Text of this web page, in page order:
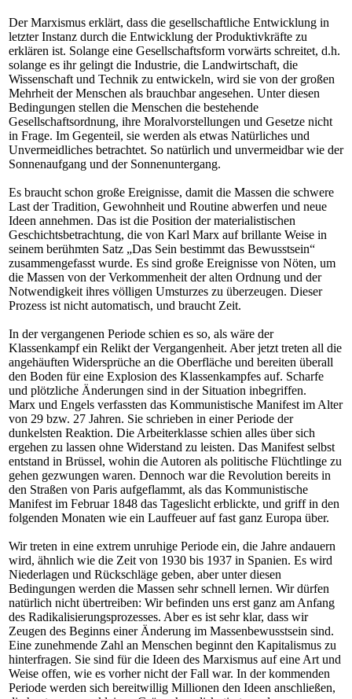
Der Marxismus erklärt, dass die gesellschaftliche Entwicklung in
letzter Instanz durch die Entwicklung der Produktivkräfte zu
erklären ist. Solange eine Gesellschaftsform vorwärts schreitet, d.h.
solange es ihr gelingt die Industrie, die Landwirtschaft, die
Wissenschaft und Technik zu entwickeln, wird sie von der großen
Mehrheit der Menschen als brauchbar angesehen. Unter diesen
Bedingungen stellen die Menschen die bestehende
Gesellschaftsordnung, ihre Moralvorstellungen und Gesetze nicht
in Frage. Im Gegenteil, sie werden als etwas Natürliches und
Unvermeidliches betrachtet. So natürlich und unvermeidbar wie der
Sonnenaufgang und der Sonnenuntergang.
Es braucht schon große Ereignisse, damit die Massen die schwere
Last der Tradition, Gewohnheit und Routine abwerfen und neue
Ideen annehmen. Das ist die Position der materialistischen
Geschichtsbetrachtung, die von Karl Marx auf brillante Weise in
seinem berühmten Satz „Das Sein bestimmt das Bewusstsein“
zusammengefasst wurde. Es sind große Ereignisse von Nöten, um
die Massen von der Verkommenheit der alten Ordnung und der
Notwendigkeit ihres völligen Umsturzes zu überzeugen. Dieser
Prozess ist nicht automatisch, und braucht Zeit.
In der vergangenen Periode schien es so, als wäre der
Klassenkampf ein Relikt der Vergangenheit. Aber jetzt treten all die
angehäuften Widersprüche an die Oberfläche und bereiten überall
den Boden für eine Explosion des Klassenkampfes auf. Scharfe
und plötzliche Änderungen sind in der Situation inbegriffen.
Marx und Engels verfassten das Kommunistische Manifest im Alter
von 29 bzw. 27 Jahren. Sie schrieben in einer Periode der
dunkelsten Reaktion. Die Arbeiterklasse schien alles über sich
ergehen zu lassen ohne Widerstand zu leisten. Das Manifest selbst
entstand in Brüssel, wohin die Autoren als politische Flüchtlinge zu
gehen gezwungen waren. Dennoch war die Revolution bereits in
den Straßen von Paris aufgeflammt, als das Kommunistische
Manifest im Februar 1848 das Tageslicht erblickte, und griff in den
folgenden Monaten wie ein Lauffeuer auf fast ganz Europa über.
Wir treten in eine extrem unruhige Periode ein, die Jahre andauern
wird, ähnlich wie die Zeit von 1930 bis 1937 in Spanien. Es wird
Niederlagen und Rückschläge geben, aber unter diesen
Bedingungen werden die Massen sehr schnell lernen. Wir dürfen
natürlich nicht übertreiben: Wir befinden uns erst ganz am Anfang
des Radikalisierungsprozesses. Aber es ist sehr klar, dass wir
Zeugen des Beginns einer Änderung im Massenbewusstsein sind.
Eine zunehmende Zahl an Menschen beginnt den Kapitalismus zu
hinterfragen. Sie sind für die Ideen des Marxismus auf eine Art und
Weise offen, wie es vorher nicht der Fall war. In der kommenden
Periode werden sich bereitwillig Millionen den Ideen anschließen,